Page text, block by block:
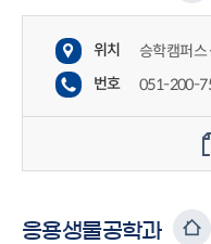
위치
승학캠퍼
번호
051-200-
응용생물공학과